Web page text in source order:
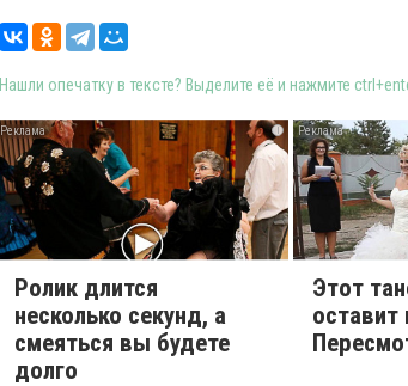
Нашли опечатку в тексте? Выделите её и нажмите
i
Ролик длится
несколько секунд, а
смеяться вы будете
долго
Этот
оставит